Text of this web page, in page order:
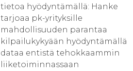
tietoa hyödyntämällä: Hanke
tarjoaa pk-yrityksille
mahdollisuuden parantaa
kilpailukykyään hyödyntämällä
dataa entistä tehokkaammin
liiketoiminnassaan